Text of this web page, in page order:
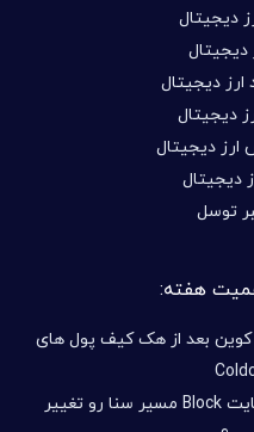
دیجیتال
دیجیتال
دیجیتال
دیجیتال
دیجیتال
دیجیتال
توسل
هفته:
بیت کوین بعد از هک کیف پول های
قانون CLARITY آمریکا - حمایت Block مسیر سنا رو تغییر